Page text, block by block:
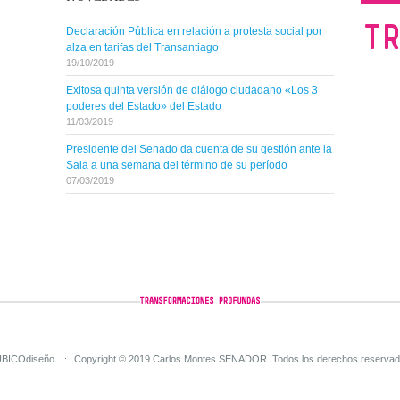
Declaración Pública en relación a protesta social por
alza en tarifas del Transantiago
19/10/2019
Exitosa quinta versión de diálogo ciudadano «Los 3
poderes del Estado» del Estado
11/03/2019
Presidente del Senado da cuenta de su gestión ante la
Sala a una semana del término de su período
07/03/2019
Copyright © 2019 Carlos Montes SENADOR. Todos los derechos